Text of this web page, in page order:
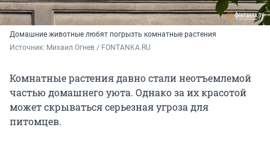
Домашние животные любят погрызть комнатные растения
Источник: Михаил Огнев / FONTANKA.RU
Комнатные растения давно стали неотъемлемой
частью домашнего уюта. Однако за их красотой
может скрываться серьезная угроза для
питомцев.